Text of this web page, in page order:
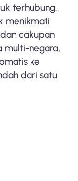
terhubung.
menikmati
cakupan
multi-negara,
ke
dari satu